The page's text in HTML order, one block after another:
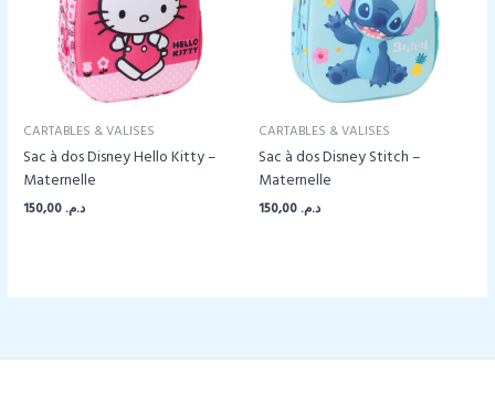
CARTABLES & VALISES
Sac à dos Disney Hello Kitty –
Maternelle
د.م.
CARTABLES & VALISES
Sac à dos Disney Stitch –
Maternelle
د.م.